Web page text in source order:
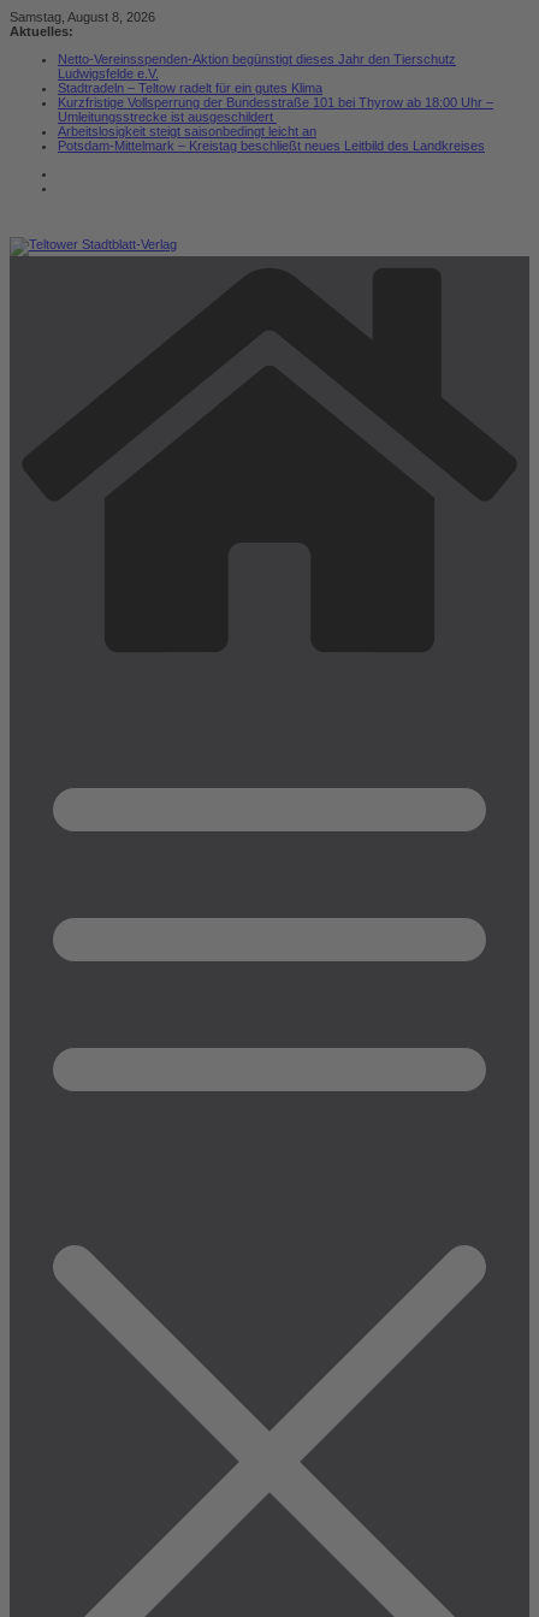
Zum
Inhalt
Samstag, August 8, 2026
Aktuelles:
Netto-Vereinsspenden-Aktion begünstigt dieses Jahr den Tierschutz
Ludwigsfelde e.V.
Stadtradeln – Teltow radelt für ein gutes Klima
Kurzfristige Vollsperrung der Bundesstraße 101 bei Thyrow ab 18:00 Uhr –
Umleitungsstrecke ist ausgeschildert
Arbeitslosigkeit steigt saisonbedingt leicht an
Potsdam-Mittelmark – Kreistag beschließt neues Leitbild des Landkreises